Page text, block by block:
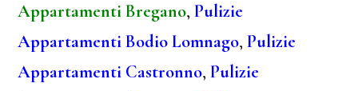
Appartamenti Bregano,Pulizie
Appartamenti Bodio Lomnago,Pulizie
Appartamenti Castronno,Pulizie